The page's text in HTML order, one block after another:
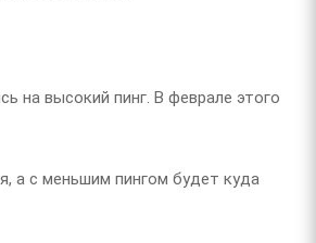
на высокий пинг. В феврале этого
а с меньшим пингом будет куда